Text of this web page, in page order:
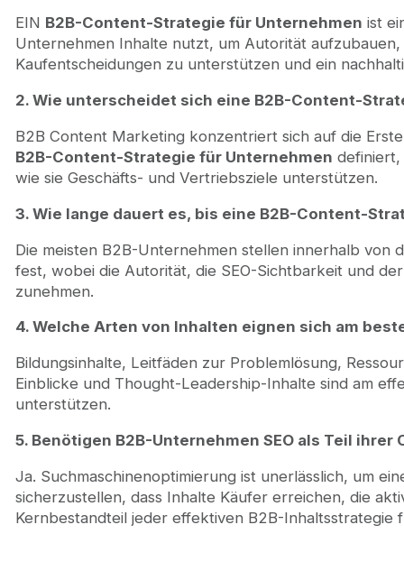
EIN B2B-Content-Strategie für Unternehmen ist
Unternehmen Inhalte nutzt, um Autorität
Kaufentscheidungen zu unterstützen und ein
2. Wie unterscheidet sich eine B2B-Content-
B2B Content Marketing konzentriert sich auf die
B2B-Content-Strategie für Unternehmen definiert,
wie sie Geschäfts- und Vertriebsziele unterstützen.
3. Wie lange dauert es, bis eine B2B-Content-
Die meisten B2B-Unternehmen stellen innerhalb von
fest, wobei die Autorität, die SEO-Sichtbarkeit und
zunehmen.
4. Welche Arten von Inhalten eignen sich am
Bildungsinhalte, Leitfäden zur Problemlösung,
Einblicke und Thought-Leadership-Inhalte sind am
unterstützen.
5. Benötigen B2B-Unternehmen SEO als Teil
Ja. Suchmaschinenoptimierung ist unerlässlich, um
sicherzustellen, dass Inhalte Käufer erreichen, die
Kernbestandteil jeder effektiven B2B-Inhaltsstrategie